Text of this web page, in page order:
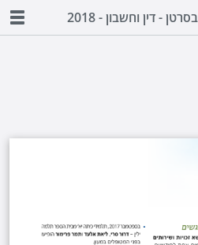
- דין וחשבון - 2018